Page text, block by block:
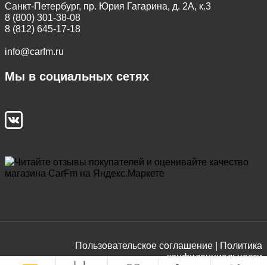
Санкт-Петербург, пр. Юрия Гагарина, д. 2А, к.3
8 (800) 301-38-08
8 (812) 645-17-18
info@carfm.ru
Мы в социальных сетях
Пользовательское соглашение |
Политика
конфиденциальности